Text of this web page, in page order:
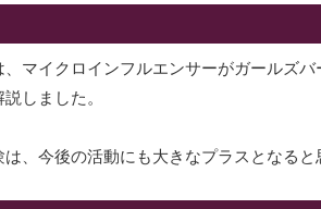
マイクロインフルエンサーがガールズ
しました。
、今後の活動にも大きなプラスとなると